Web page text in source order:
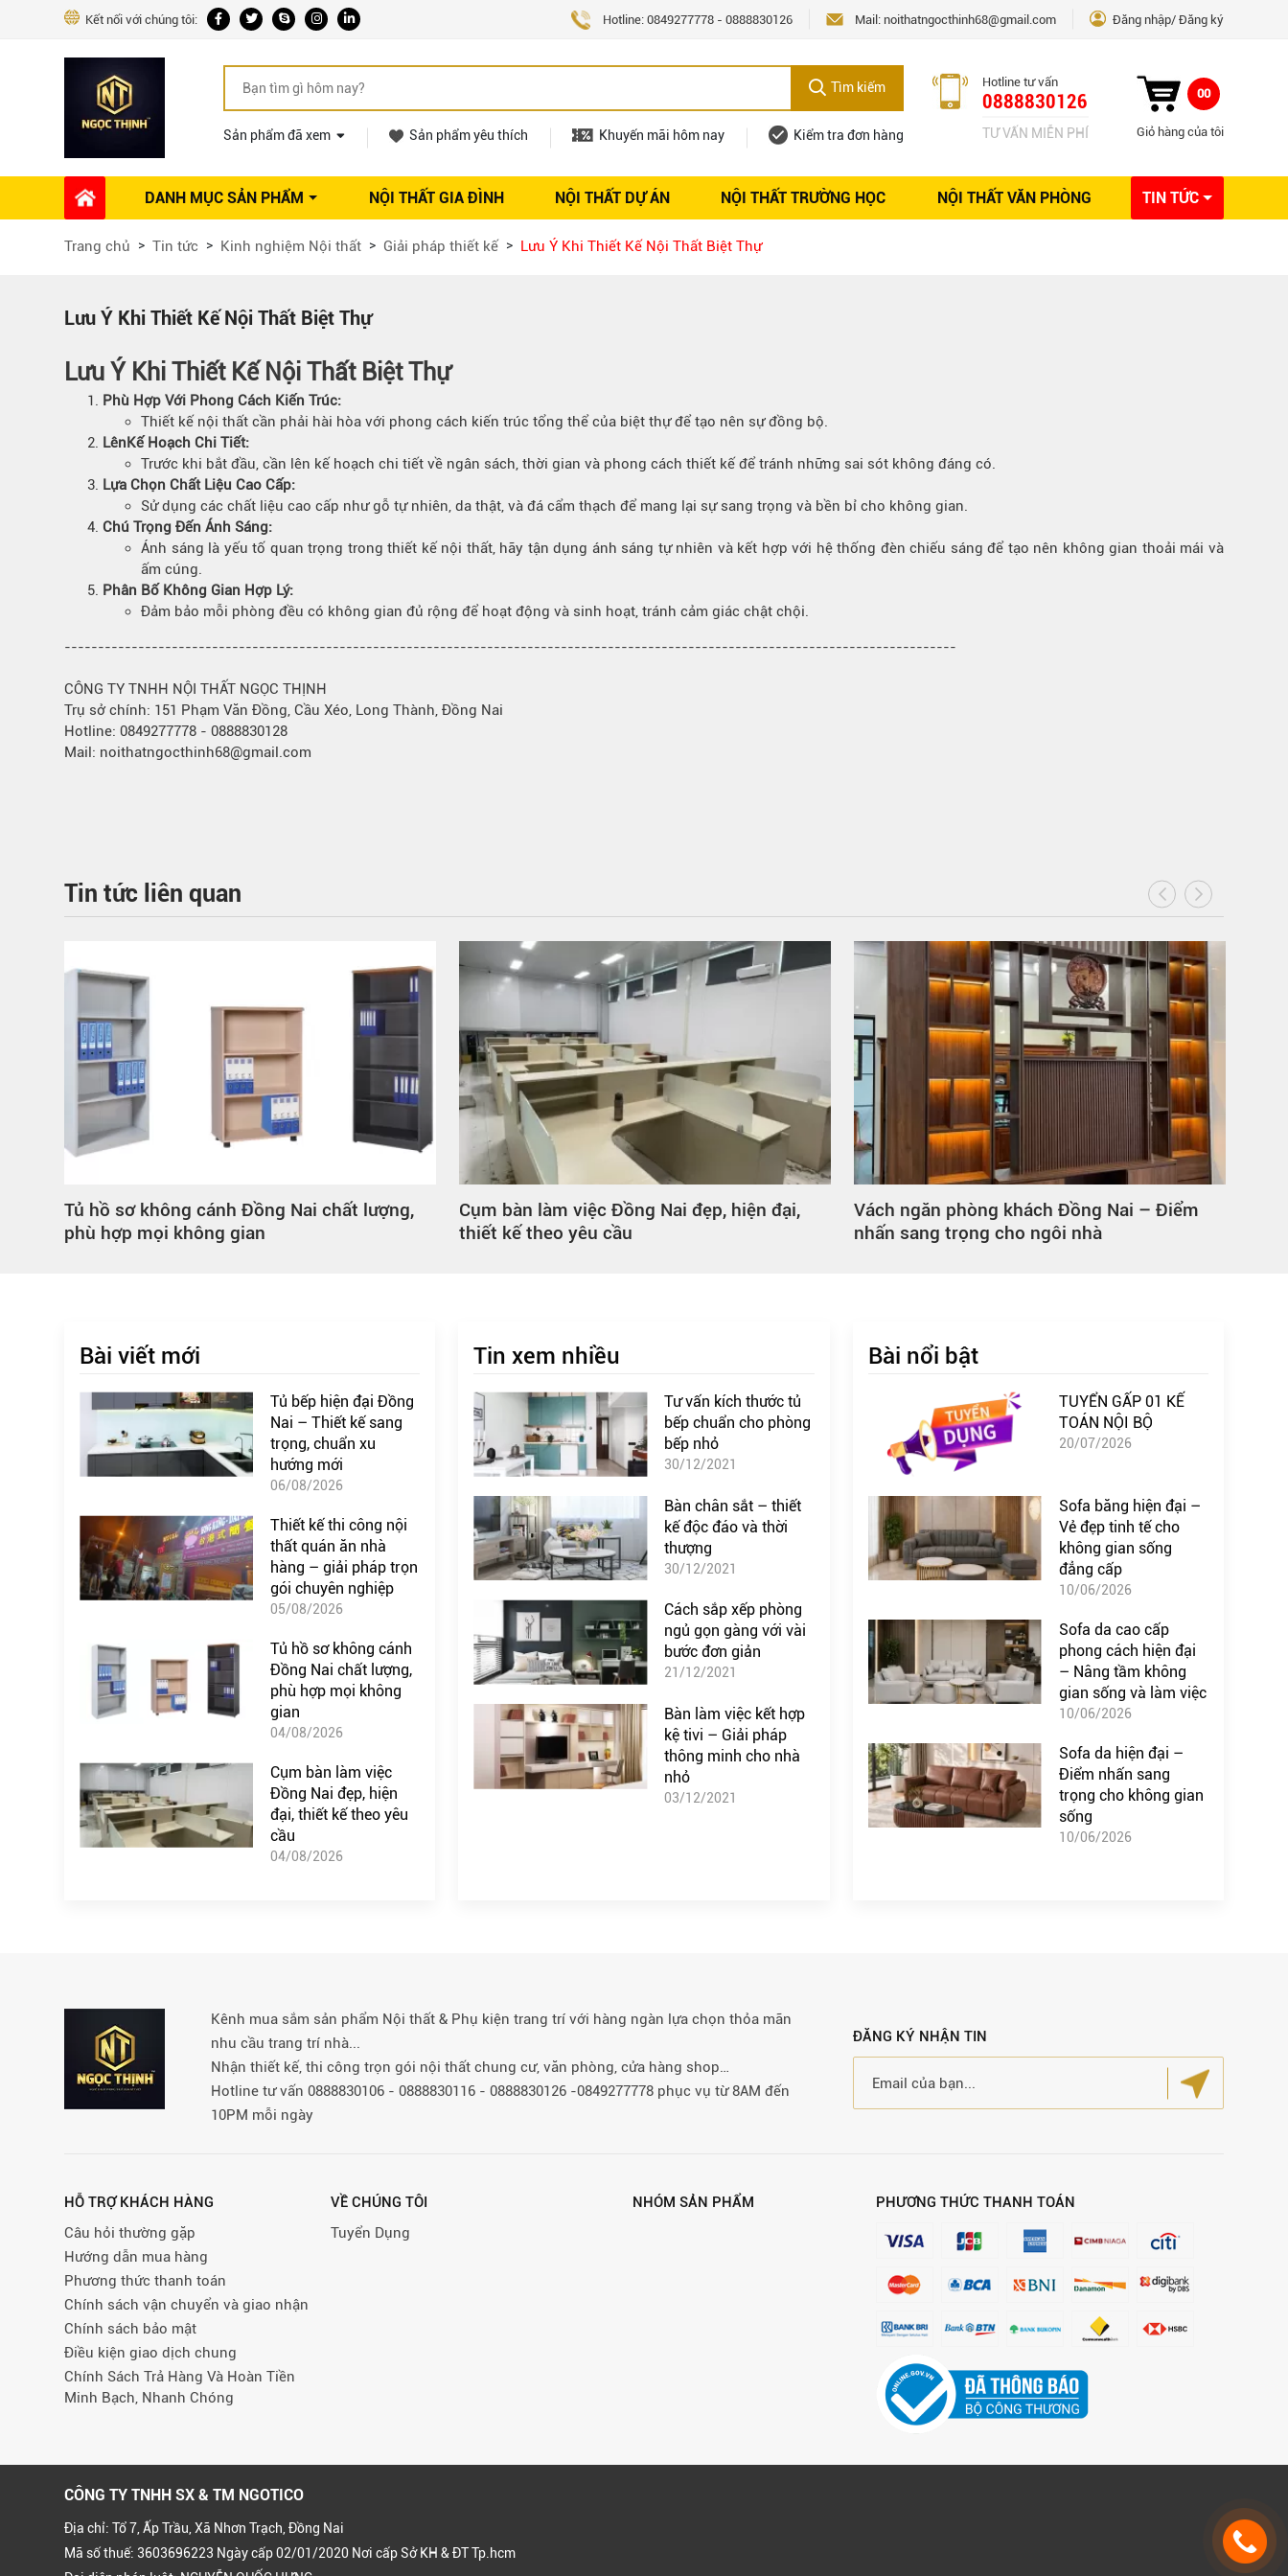
Kết nối với chúng tôi: Hotline: 0849277778 - 0888830126 Mail: noithatngocthinh68@gmail.com Đăng nhập Đăng ký
Tìm kiếm
Sản phẩm đã xem Sản phẩm yêu thích Khuyến mãi hôm nay Kiểm tra đơn hàng
Hotline tư vấn
0888830126
TƯ VẤN MIỄN PHÍ
00
Giỏ hàng của tôi
DANH MỤC SẢN PHẨM
Phụ kiện Nội thất
Ổ khóa tủ
Máy hút mùi
Phụ kiện tủ áo
Phụ kiện tủ bếp trên
Thùng đựng gạo
Bếp từ-Bếp hồng ngoại
Chậu rửa bát
Ray trượt – bản lề – tay nắm cửa
Phụ kiện tủ bếp dưới
Giá để bát đĩa đa năng
Giá để dao thớt
Kệ để chất tẩy rửa
Kệ góc liên hoàn
NỘI THẤT GIA ĐÌNH NỘI THẤT DỰ ÁN NỘI THẤT TRƯỜNG HỌC NỘI THẤT VĂN PHÒNG TIN TỨC
Dự án thi công Báo giá Nội thất Tuyển dụng
Trang chủ Tin tức Kinh nghiệm Nội thất Giải pháp thiết kế Lưu Ý Khi Thiết Kế Nội Thất Biệt Thự
Lưu Ý Khi Thiết Kế Nội Thất Biệt Thự
Lưu Ý Khi Thiết Kế Nội ThấtBiệt Thự
Phù Hợp Với Phong Cách Kiến Trúc:
Thiết kế nội thất cần phải hài hòa với phong cách kiến trúc tổng thể của biệt thự để tạo nên sự đồng bộ.
LênKế Hoạch Chi Tiết:
Trước khi bắt đầu, cần lên kế hoạch chi tiết về ngân sách, thời gian và phong cách thiết kế để tránh những sai sót không đáng có.
Lựa Chọn Chất Liệu Cao Cấp:
Sử dụng các chất liệu cao cấp như gỗ tự nhiên, da thật, và đá cẩm thạch để mang lại sự sang trọng và bền bỉ cho không gian.
Chú Trọng Đến Ánh Sáng:
Ánh sáng là yếu tố quan trọng trong thiết kế nội thất, hãy tận dụng ánh sáng tự nhiên và kết hợp với hệ thống đèn chiếu sáng để tạo nên không gian thoải mái và
ấm cúng.
Phân Bố Không Gian Hợp Lý:
Đảm bảo mỗi phòng đều có không gian đủ rộng để hoạt động và sinh hoạt, tránh cảm giác chật chội.
-------------------------------------------------------------------------------------------------------------------------------------
CÔNG TY TNHH NỘI THẤT NGỌC THỊNH
Trụ sở chính: 151 Phạm Văn Đồng, Cầu Xéo, Long Thành, Đồng Nai
Hotline: 0849277778 - 0888830128
Mail: noithatngocthinh68@gmail.com
Tin tức liên quan
Tủ hồ sơ không cánh Đồng Nai chất lượng,
phù hợp mọi không gian
Cụm bàn làm việc Đồng Nai đẹp, hiện đại,
thiết kế theo yêu cầu
Vách ngăn phòng khách Đồng Nai – Điểm
nhấn sang trọng cho ngôi nhà
Bài viết mới
Tủ bếp hiện đại Đồng
Nai – Thiết kế sang
trọng, chuẩn xu
hướng mới
06/08/2026
Thiết kế thi công nội
thất quán ăn nhà
hàng – giải pháp trọn
gói chuyên nghiệp
05/08/2026
Tủ hồ sơ không cánh
Đồng Nai chất lượng,
phù hợp mọi không
gian
04/08/2026
Cụm bàn làm việc
Đồng Nai đẹp, hiện
đại, thiết kế theo yêu
cầu
04/08/2026
Tin xem nhiều
Tư vấn kích thước tủ
bếp chuẩn cho phòng
bếp nhỏ
30/12/2021
Bàn chân sắt – thiết
kế độc đáo và thời
thượng
30/12/2021
Cách sắp xếp phòng
ngủ gọn gàng với vài
bước đơn giản
21/12/2021
Bàn làm việc kết hợp
kệ tivi – Giải pháp
thông minh cho nhà
nhỏ
03/12/2021
Bài nổi bật
TUYỂN GẤP 01 KẾ
TOÁN NỘI BỘ
20/07/2026
Sofa băng hiện đại –
Vẻ đẹp tinh tế cho
không gian sống
đẳng cấp
10/06/2026
Sofa da cao cấp
phong cách hiện đại
– Nâng tầm không
gian sống và làm việc
10/06/2026
Sofa da hiện đại –
Điểm nhấn sang
trọng cho không gian
sống
10/06/2026
Kênh mua sắm sản phẩm Nội thất & Phụ kiện trang trí với hàng ngàn lựa chọn thỏa mãn
nhu cầu trang trí nhà...
Nhận thiết kế, thi công trọn gói nội thất chung cư, văn phòng, cửa hàng shop…
Hotline tư vấn 0888830106 - 0888830116 - 0888830126 -0849277778 phục vụ từ 8AM đến
10PM mỗi ngày
ĐĂNG KÝ NHẬN TIN
HỖ TRỢ KHÁCH HÀNG
Câu hỏi thường gặp
Hướng dẫn mua hàng
Phương thức thanh toán
Chính sách vận chuyển và giao nhận
Chính sách bảo mật
Điều kiện giao dịch chung
Chính Sách Trả Hàng Và Hoàn Tiền
Minh Bạch, Nhanh Chóng
VỀ CHÚNG TÔI
Tuyển Dụng
NHÓM SẢN PHẨM PHƯƠNG THỨC THANH TOÁN
CÔNG TY TNHH SX & TM NGOTICO
Địa chỉ: Tổ 7, Ấp Trầu, Xã Nhơn Trạch, Đồng Nai
Mã số thuế: 3603696223 Ngày cấp 02/01/2020 Nơi cấp Sở KH & ĐT Tp.hcm